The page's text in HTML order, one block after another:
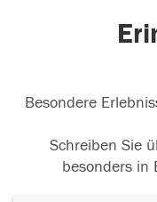
Besondere
Schreiben Sie
besonders in